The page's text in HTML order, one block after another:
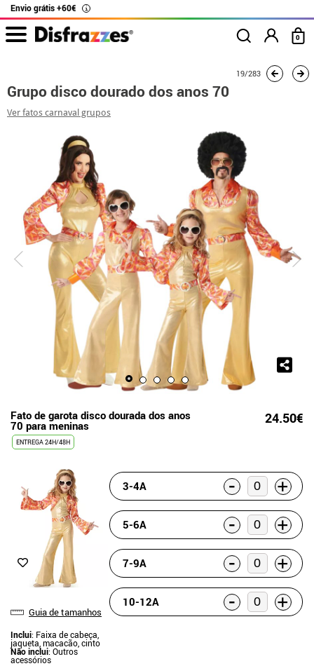
Envio grátis +60€ i
0
Grupo disco dourado dos anos 70
19/283
Grupo disco dourado dos anos 70
Ver fatos carnaval grupos
Fato de garota disco dourada dos anos
70 para meninas 24.50€
ENTREGA 24H/48H
Guia de tamanhos
Inclui: Faixa de cabeça,
jaqueta, macacão, cinto
Não inclui: Outros
acessórios
3-4A - +
5-6A - +
7-9A - +
10-12A - +